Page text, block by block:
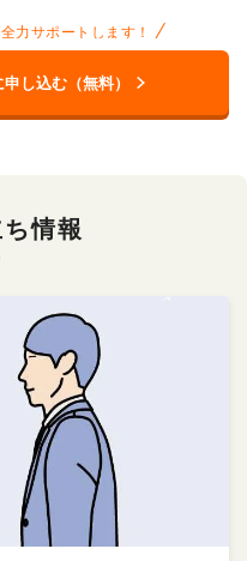
力サポートします！
し込む（無料）
情報